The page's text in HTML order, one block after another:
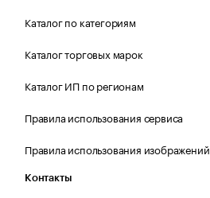
Каталог по категориям
Каталог торговых марок
Каталог ИП по регионам
Правила использования сервиса
Правила использования изображений
Контакты